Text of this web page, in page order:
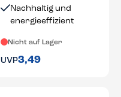
Nachhaltig und
energieeffizient
Nicht auf Lager
UVP3,49